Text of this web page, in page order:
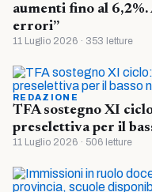
aumenti fino al
errori”
11 Luglio 2026 · 353 letture
REDAZIONE
TFA sostegno XI
preselettiva per il
11 Luglio 2026 · 506 letture